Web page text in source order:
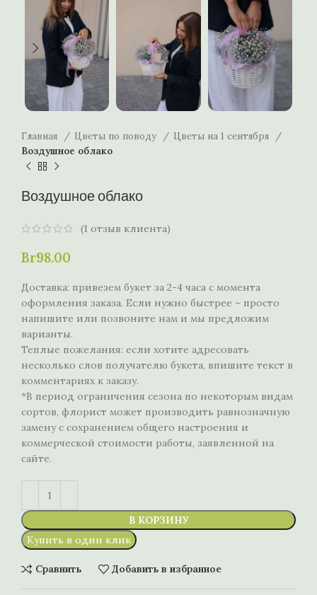
Главная Цветы по поводу
Цветы на 1 сентября
Воздушное облако
Воздушное облако
(1 отзыв клиента)
Br98.00
Доставка: привезем букет за 2-4 часа с момента
оформления заказа. Если нужно быстрее – просто
напишите или позвоните нам и мы предложим
варианты.
Теплые пожелания: если хотите адресовать
несколько слов получателю букета, впишите текст в
комментариях к заказу.
*В период ограничения сезона по некоторым видам
сортов, флорист может производить равнозначную
замену с сохранением общего настроения и
коммерческой стоимости работы, заявленной на
сайте.
В КОРЗИНУ
Купить в один клик
Сравнить Добавить в избранное